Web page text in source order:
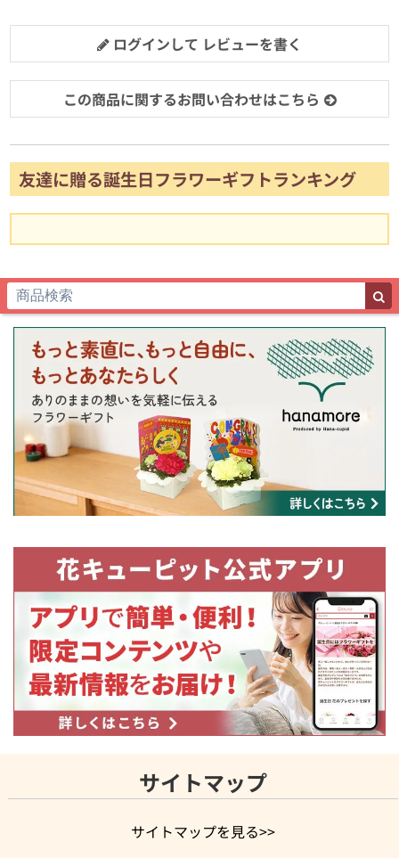
ログインして レビューを書く
この商品に関するお問い合わせはこちら
友達に贈る誕生日フラワーギフトランキング
サイトマップ
サイトマップを見る>>